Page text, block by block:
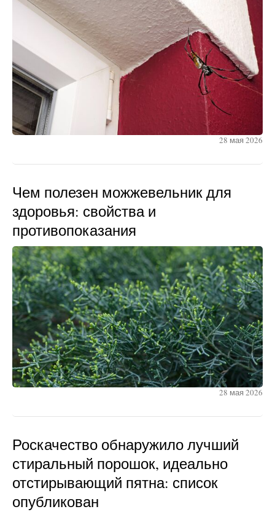
28 мая 2026
Чем полезен можжевельник для
здоровья: свойства и
противопоказания
28 мая 2026
Роскачество обнаружило лучший
стиральный порошок, идеально
отстирывающий пятна: список
опубликован